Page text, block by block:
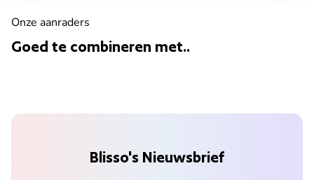
Onze aanraders
Goed te combineren met..
Blisso's Nieuwsbrief